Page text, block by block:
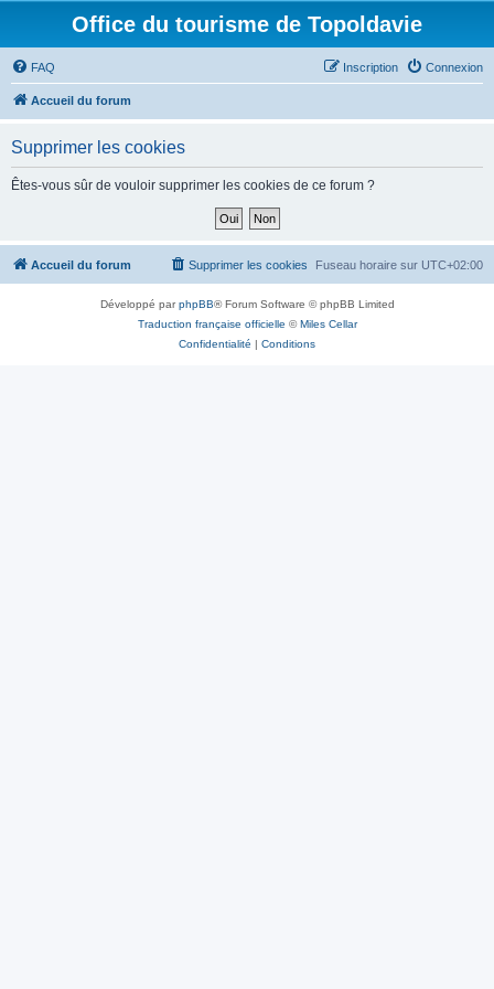
Office du tourisme de Topoldavie
FAQ Connexion
Inscription
Accueil du forum
Supprimer les cookies
Êtes-vous sûr de vouloir supprimer les cookies de ce forum ?
Accueil du forum Fuseau horaire sur UTC+02:00
Supprimer les cookies
Développé parphpBB® Forum Software © phpBB Limited
Traduction française officielle ©Miles Cellar
Confidentialité | Conditions